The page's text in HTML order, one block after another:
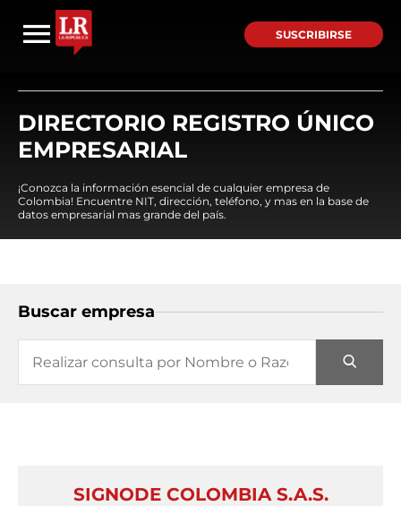
SUSCRIBIRSE
DIRECTORIO REGISTRO ÚNICO
EMPRESARIAL
¡Conozca la información esencial de cualquier empresa de
Colombia! Encuentre NIT, dirección, teléfono, y mas en la base de
datos empresarial mas grande del país.
Buscar empresa
SIGNODE COLOMBIA S.A.S.